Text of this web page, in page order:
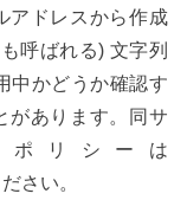
アドレスから作成
呼ばれる) 文字列
中かどうか確認す
があります。同サ
リシーは
さい。